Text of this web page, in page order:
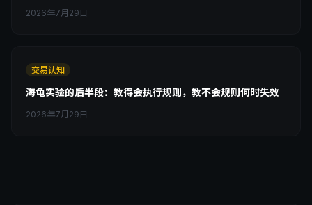
2026年7月29日
交易认知
海龟实验的后半段：教得会执行规则，教不会规则何时失效
2026年7月29日